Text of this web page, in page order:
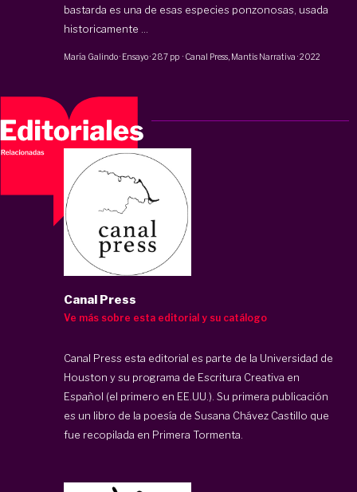
bastarda es una de esas especies ponzonosas, usada
historicamente ...
María Galindo· Ensayo·287 pp · Canal Press Mantis Narrativa ·2022
Canal Press
Ve más sobre esta editorial y su catálogo
Canal Press esta editorial es parte de la Universidad de
Houston y su programa de Escritura Creativa en
Español (el primero en EE.UU.). Su primera publicación
es un libro de la poesía de Susana Chávez Castillo que
fue recopilada en Primera Tormenta.